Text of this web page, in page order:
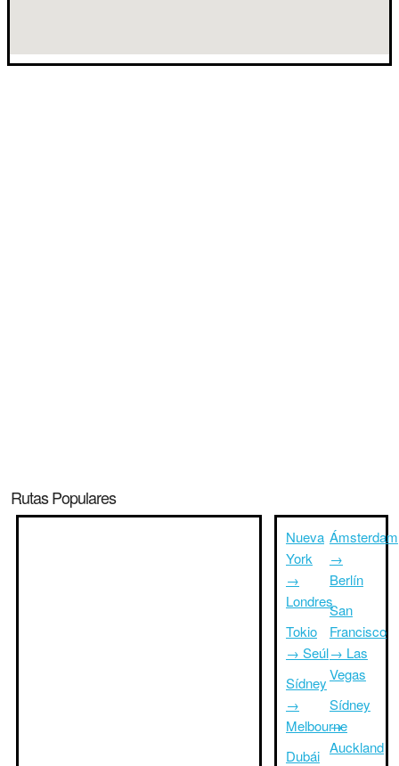
Rutas Populares
Nueva
York
→
Londres
Tokio
→ Seúl
Sídney
→
Melbourne
Dubái
Ámsterdam
→
Berlín
San
Francisco
→ Las
Vegas
Sídney
→
Auckland